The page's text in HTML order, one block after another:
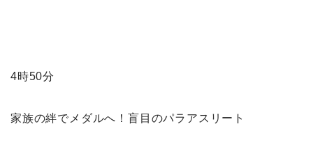
4時50分
家族の絆でメダルへ！盲目のパラアスリート